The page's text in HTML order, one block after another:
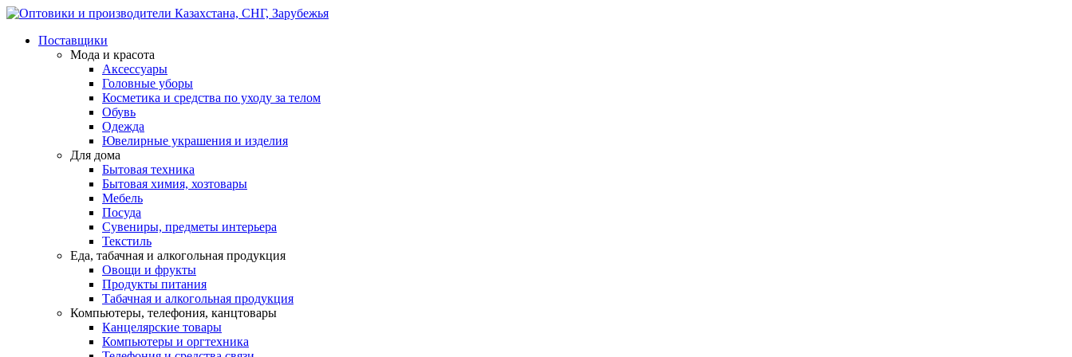
Поставщики
Мода и красота
Аксессуары
Головные уборы
Косметика и средства по уходу за телом
Обувь
Одежда
Ювелирные украшения и изделия
Для дома
Бытовая техника
Бытовая химия, хозтовары
Мебель
Посуда
Сувениры, предметы интерьера
Текстиль
Еда, табачная и алкогольная продукция
Овощи и фрукты
Продукты питания
Табачная и алкогольная продукция
Компьютеры, телефония, канцтовары
Канцелярские товары
Компьютеры и оргтехника